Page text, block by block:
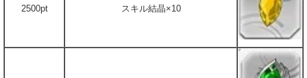
2500pt スキル結晶×10